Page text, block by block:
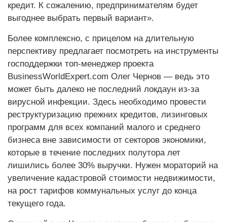
кредит. К сожалению, предпринимателям будет
выгоднее выбрать первый вариант».
Более комплексно, с прицелом на длительную
перспективу предлагает посмотреть на инструменты
господдержки топ-менеджер проекта
BusinessWorldExpert.com Олег Чернов — ведь это
может быть далеко не последний локдаун из-за
вирусной инфекции. Здесь необходимо провести
реструктуризацию прежних кредитов, лизинговых
программ для всех компаний малого и среднего
бизнеса вне зависимости от секторов экономики,
которые в течение последних полутора лет
лишились более 30% выручки. Нужен мораторий на
увеличение кадастровой стоимости недвижимости,
на рост тарифов коммунальных услуг до конца
текущего года.